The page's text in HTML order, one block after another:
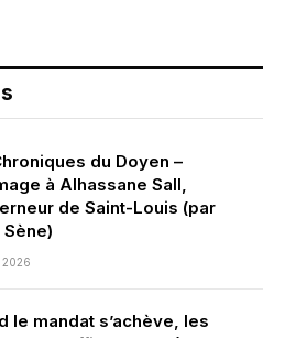
du Doyen –
à Alhassane Sall,
de Saint-Louis (par
2026
le mandat s’achève, les